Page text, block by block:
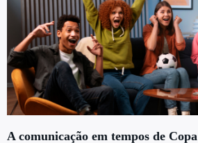
A comunicação em tempos de Copa